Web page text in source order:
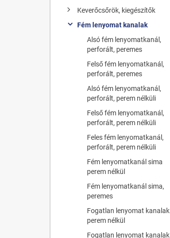
Keverőcsőrök, kiegészítők
Fém lenyomat kanalak
Alsó fém lenyomatkanál,
perforált, peremes
Felső fém lenyomatkanál,
perforált, peremes
Alsó fém lenyomatkanál,
perforált, perem nélküli
Felső fém lenyomatkanál,
perforált, perem nélküli
Feles fém lenyomatkanál,
perforált, perem nélküli
Fém lenyomatkanál sima
perem nélkül
Fém lenyomatkanál sima,
peremes
Fogatlan lenyomat kanalak
perem nélkül
Fogatlan lenyomat kanalak